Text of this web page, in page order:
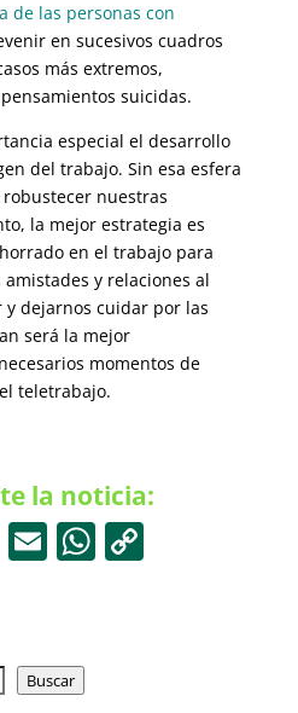
de las personas con
en sucesivos cuadros
más extremos,
suicidas.
especial el desarrollo
del trabajo. Sin esa esfera
nuestras
la mejor estrategia es
en el trabajo para
y relaciones al
y dejarnos cuidar por las
será la mejor
momentos de
teletrabajo.
la noticia:
T
er
E
l
W
Buscar